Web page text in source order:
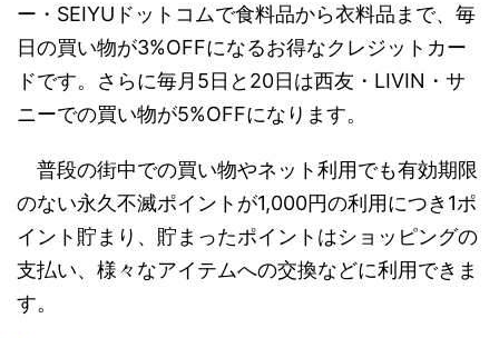
ー・SEIYUドットコムで食料品から衣料品まで、毎
日の買い物が3%OFFになるお得なクレジットカー
ドです。さらに毎月5日と20日は西友・LIVIN・サ
ニーでの買い物が5%OFFになります。
普段の街中での買い物やネット利用でも有効期限
のない永久不滅ポイントが1,000円の利用につき1ポ
イント貯まり、貯まったポイントはショッピングの
支払い、様々なアイテムへの交換などに利用できま
す。